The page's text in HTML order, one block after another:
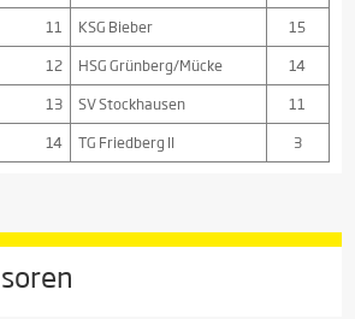
11
KSG Bieber
15
12
HSG Grünberg/Mücke
14
13
SV Stockhausen
11
14
TG Friedberg II 3